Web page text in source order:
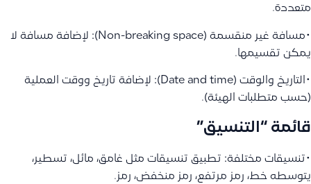
متعددة.
•مسافة غير منقسمة (Non-breaking space): لإضافة مسافة لا
يمكن تقسيمها.
•التاريخ والوقت (Date and time): لإضافة تاريخ ووقت العملية
(حسب متطلبات الهيئة).
قائمة “التنسيق”
•تنسيقات مختلفة: تطبيق تنسيقات مثل غامق، مائل، تسطير،
يتوسطه خط، رمز مرتفع، رمز منخفض، رمز.